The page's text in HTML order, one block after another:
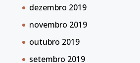
dezembro 2019
novembro 2019
outubro 2019
setembro 2019